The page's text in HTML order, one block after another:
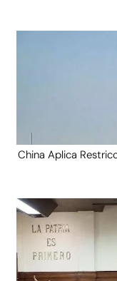
China Aplica